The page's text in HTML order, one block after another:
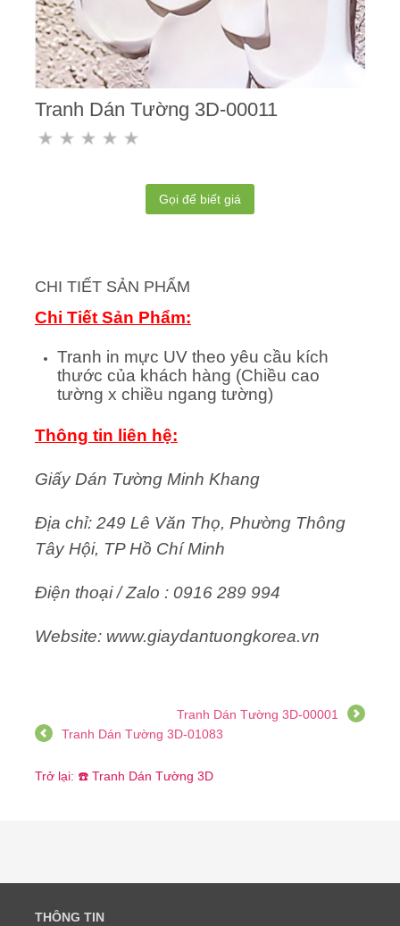
Tranh Dán Tường 3D-00011
Gọi để biết giá
CHI TIẾT SẢN PHẨM
Chi Tiết Sản Phẩm:
Tranh in mực UV theo yêu cầu kích
thước của khách hàng (Chiều cao
tường x chiều ngang tường)
Thông tin liên hệ:
Giấy Dán Tường Minh Khang
Địa chỉ: 249 Lê Văn Thọ, Phường Thông
Tây Hội, TP Hồ Chí Minh
Điện thoại / Zalo : 0916 289 994
Website: www.giaydantuongkorea.vn
Tranh Dán Tường 3D-00001
Tranh Dán Tường 3D-01083
Trở lại: ☎️ Tranh Dán Tường 3D
THÔNG TIN